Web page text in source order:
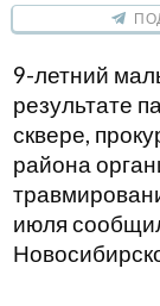
9-летний
результате
сквере,
района
июля